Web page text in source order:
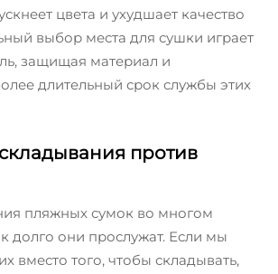
цвета и ухудшает качество
выбор места для сушки играет
защищая материал и
длительный срок службы этих
против
пляжных сумок во многом
долго они прослужат. Если мы
вместо того, чтобы складывать,